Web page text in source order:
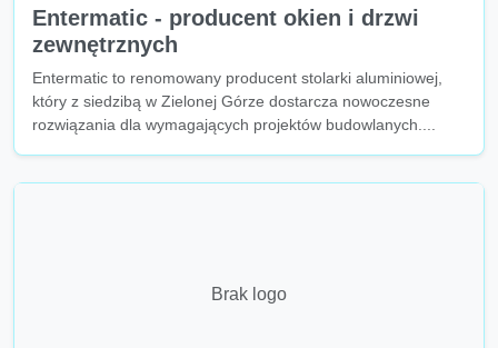
Entermatic - producent okien i drzwi
zewnętrznych
Entermatic to renomowany producent stolarki aluminiowej,
który z siedzibą w Zielonej Górze dostarcza nowoczesne
rozwiązania dla wymagających projektów budowlanych....
Brak logo